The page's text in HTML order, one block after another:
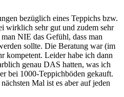
bezüglich eines Teppichs bzw.
wirklich sehr gut und zudem sehr
NIE das Gefühl, dass man
sollte. Die Beratung war (im
kompetent. Leider habe ich dann
genau DAS hatten, was ich
bei 1000-Teppichböden gekauft.
Mal ist es aber auf jeden